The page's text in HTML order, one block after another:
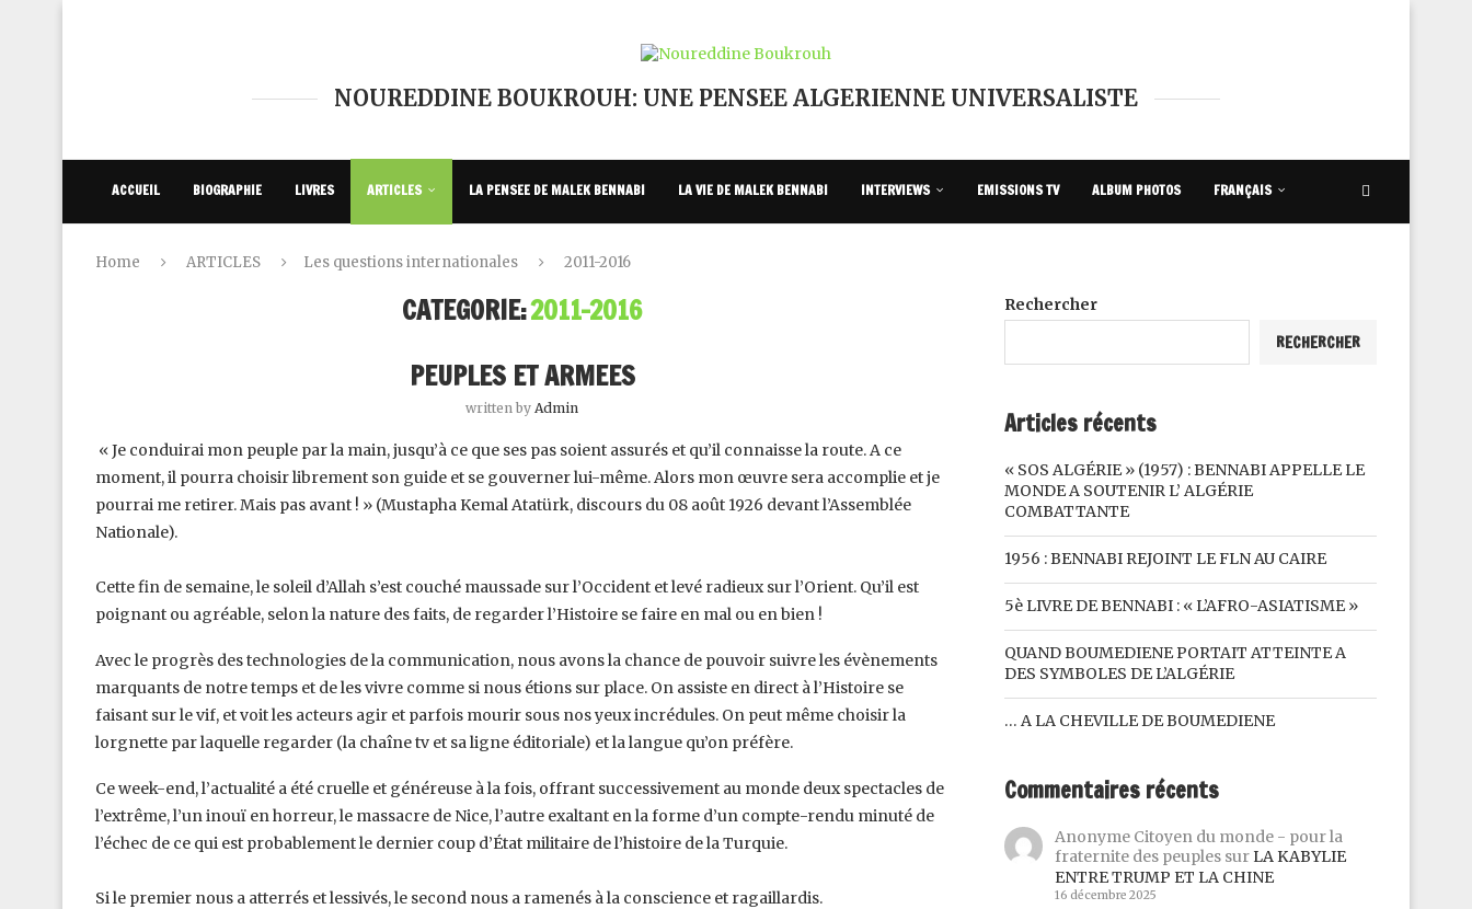
NOUREDDINE BOUKROUH: UNE PENSEE ALGERIENNE UNIVERSALISTE
ACCUEIL BIOGRAPHIE LIVRES ARTICLES LA PENSEE DE MALEK BENNABI LA VIE DE MALEK BENNABI INTERVIEWS EMISSIONS TV ALBUM PHOTOS FRANÇAIS
Home ARTICLES Les questions internationales 2011-2016
CATEGORIE:2011-2016
‏PEUPLES ET ARMEES
written byAdmin
‎ « Je conduirai mon peuple par la main, jusqu’à ce que ses pas soient assurés et qu’il ‎connaisse la route. A ce
moment, il pourra choisir librement son guide et se gouverner lui-‎même. Alors mon œuvre sera accomplie et je
pourrai me retirer. Mais pas avant ! » ‎‎(Mustapha Kemal Atatürk, discours du 08 août 1926 devant l’Assemblée
Nationale).
Cette fin de semaine, le soleil d’Allah s’est couché maussade sur l’Occident et levé radieux ‎sur l’Orient. Qu’il est
poignant ou agréable, selon la nature des faits, de regarder l’Histoire ‎se faire en mal ou en bien !
Avec le progrès des technologies de la communication, nous avons la chance de pouvoir ‎suivre les évènements
marquants de notre temps et de les vivre comme si nous étions sur ‎place. On assiste en direct à l’Histoire se
faisant sur le vif, et voit les acteurs agir et parfois ‎mourir sous nos yeux incrédules. On peut même choisir la
lorgnette par laquelle regarder ‎‎(la chaîne tv et sa ligne éditoriale) et la langue qu’on préfère. ‎
Ce week-end, l’actualité a été cruelle et généreuse à la fois, offrant successivement au ‎monde deux spectacles de
l’extrême, l’un inouï en horreur, le massacre de Nice, l’autre ‎exaltant en la forme d’un compte-rendu minuté de
l’échec de ce qui est probablement le ‎dernier coup d’État militaire de l’histoire de la Turquie.
Si le premier nous a atterrés et lessivés, le second nous a ramenés à la conscience et ‎ragaillardis.
Rechercher
RECHERCHER
Articles récents
« SOS ALGÉRIE » (1957) : BENNABI APPELLE LE
MONDE A SOUTENIR L’ ALGÉRIE
COMBATTANTE
1956 : BENNABI REJOINT LE FLN AU CAIRE
5è LIVRE DE BENNABI : « L’AFRO-ASIATISME »
QUAND BOUMEDIENE PORTAIT ATTEINTE A
DES SYMBOLES DE L’ALGÉRIE
… A LA CHEVILLE DE BOUMEDIENE
Commentaires récents
Anonyme Citoyen du monde - pour la
fraternite des peuplessur LA KABYLIE
ENTRE TRUMP ET LA CHINE
16 décembre 2025